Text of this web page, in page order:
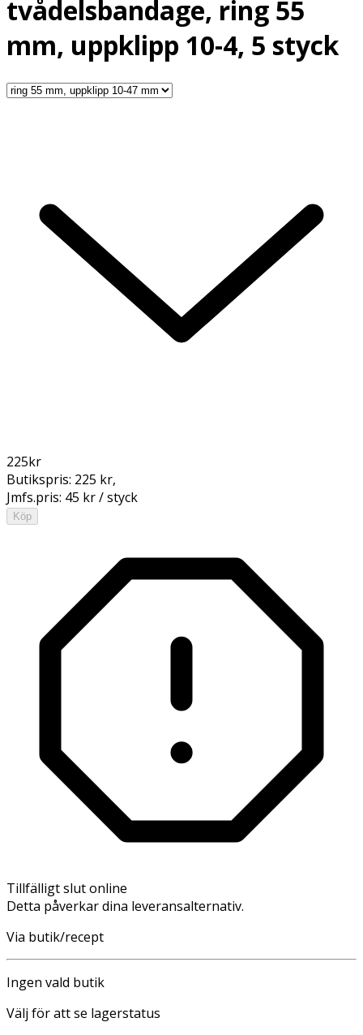
tvådelsbandage, ring 55
mm, uppklipp 10-4, 5 styck
225kr
Butikspris: 225 kr,
Jmfs.pris: 45 kr / styck
Köp
Tillfälligt slut online
Detta påverkar dina leveransalternativ.
Via butik/recept
Ingen vald butik
Välj för att se lagerstatus